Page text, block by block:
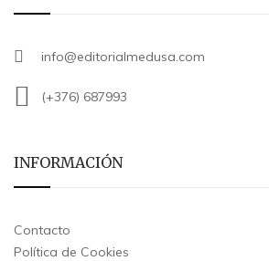
info@editorialmedusa.com
(+376) 687993
INFORMACIÓN
Contacto
Política de Cookies